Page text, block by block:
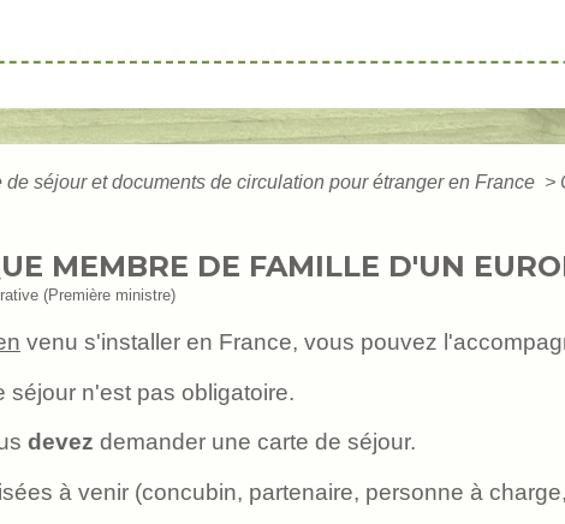
de séjour et documents de circulation pour étranger en France >
MEMBRE DE FAMILLE D'UN
(Première ministre)
venu s'installer en France, vous pouvez
séjour n'est pas obligatoire.
devez demander une carte de séjour.
à venir (concubin, partenaire, personne à